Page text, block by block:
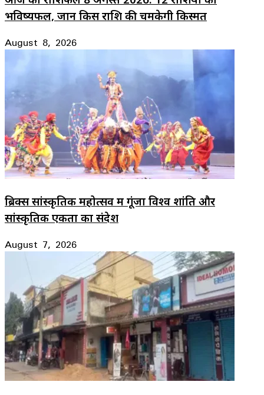
भविष्यफल, जानें किस राशि की चमकेगी किस्मत
August 8, 2026
ब्रिक्स सांस्कृतिक महोत्सव में गूंजा विश्व शांति और
सांस्कृतिक एकता का संदेश
August 7, 2026